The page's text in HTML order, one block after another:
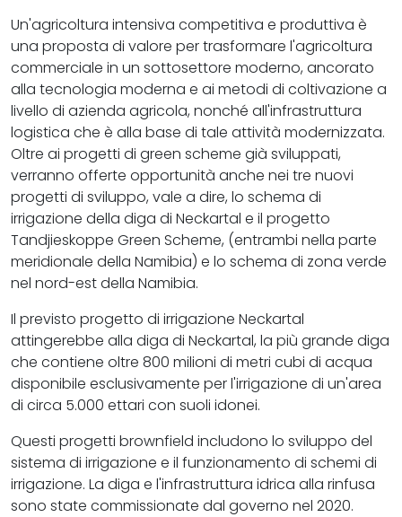
Un'agricoltura intensiva competitiva e produttiva è
una proposta di valore per trasformare l'agricoltura
commerciale in un sottosettore moderno, ancorato
alla tecnologia moderna e ai metodi di coltivazione a
livello di azienda agricola, nonché all'infrastruttura
logistica che è alla base di tale attività modernizzata.
Oltre ai progetti di green scheme già sviluppati,
verranno offerte opportunità anche nei tre nuovi
progetti di sviluppo, vale a dire, lo schema di
irrigazione della diga di Neckartal e il progetto
Tandjieskoppe Green Scheme, (entrambi nella parte
meridionale della Namibia) e lo schema di zona verde
nel nord-est della Namibia.
Il previsto progetto di irrigazione Neckartal
attingerebbe alla diga di Neckartal, la più grande diga
che contiene oltre 800 milioni di metri cubi di acqua
disponibile esclusivamente per l'irrigazione di un'area
di circa 5.000 ettari con suoli idonei.
Questi progetti brownfield includono lo sviluppo del
sistema di irrigazione e il funzionamento di schemi di
irrigazione. La diga e l'infrastruttura idrica alla rinfusa
sono state commissionate dal governo nel 2020.